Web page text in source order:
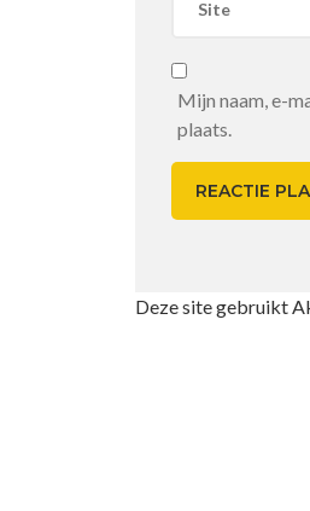
Mijn naam, e-
plaats.
Deze site gebruikt